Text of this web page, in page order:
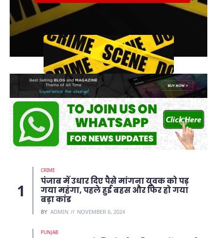
CRIME
पंजाब में उधार दिए पैसे मांगना युवक को पड़
गया महंगा, पहले हुई बहस और फिर हो गया
बड़ा कांड
BY ADMIN NOVEMBER 6, 2024
PUNJAB